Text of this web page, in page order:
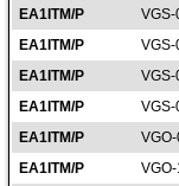
EA1ITM/P
EA1ITM/P
EA1ITM/P
EA1ITM/P
EA1ITM/P
EA1ITM/P